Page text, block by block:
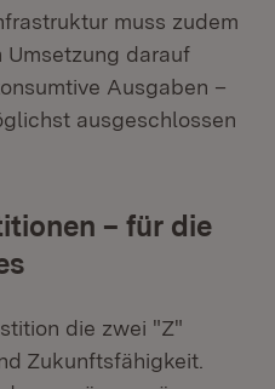
muss zudem
darauf
Ausgaben –
ausgeschlossen
– für die
die zwei "Z"
Zukunftsfähigkeit.